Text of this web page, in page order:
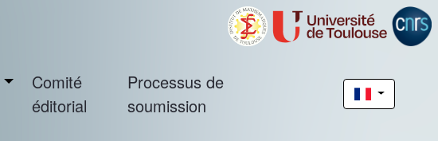
Comité
éditorial
Processus de
soumission